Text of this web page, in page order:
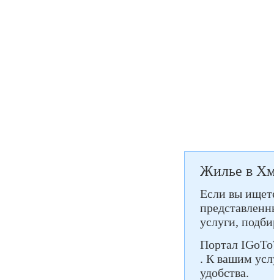
Жилье в
Если вы
услуги,
Портал
. К вашим
удобства.